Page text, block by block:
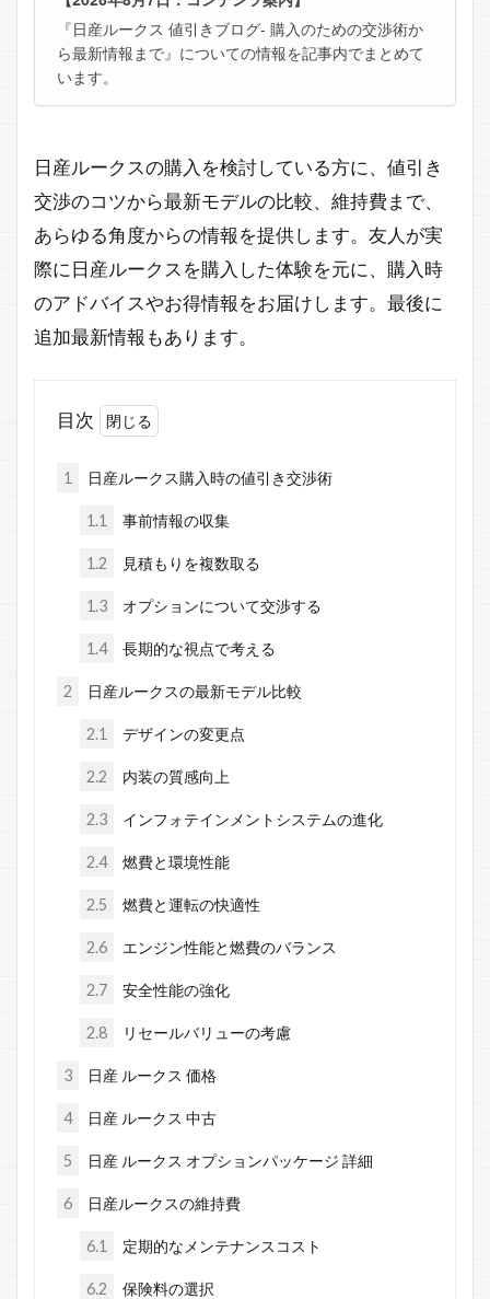
『日産ルークス 値引きブログ- 購入のための交渉術か
ら最新情報まで』についての情報を記事内でまとめて
います。
日産ルークスの購入を検討している方に、値引き
交渉のコツから最新モデルの比較、維持費まで、
あらゆる角度からの情報を提供します。友人が実
際に日産ルークスを購入した体験を元に、購入時
のアドバイスやお得情報をお届けします。最後に
追加最新情報もあります。
目次
1 日産ルークス購入時の値引き交渉術
1.1 事前情報の収集
1.2 見積もりを複数取る
1.3 オプションについて交渉する
1.4 長期的な視点で考える
2 日産ルークスの最新モデル比較
2.1 デザインの変更点
2.2 内装の質感向上
2.3 インフォテインメントシステムの進化
2.4 燃費と環境性能
2.5 燃費と運転の快適性
2.6 エンジン性能と燃費のバランス
2.7 安全性能の強化
2.8 リセールバリューの考慮
3 日産 ルークス 価格
4 日産 ルークス 中古
5 日産 ルークス オプションパッケージ 詳細
6 日産ルークスの維持費
6.1 定期的なメンテナンスコスト
6.2 保険料の選択